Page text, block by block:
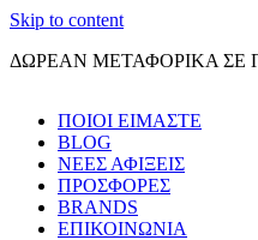
Skip to content
ΔΩΡΕΑΝ ΜΕΤΑΦΟΡΙΚΑ ΣΕ
ΠΟΙΟΙ ΕΙΜΑΣΤΕ
BLOG
ΝΕΕΣ ΑΦΙΞΕΙΣ
ΠΡΟΣΦΟΡΕΣ
BRANDS
ΕΠΙΚΟΙΝΩΝΙΑ